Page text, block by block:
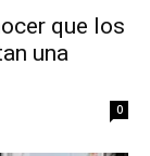
que los
una
0